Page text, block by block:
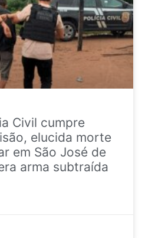
Civil cumpre
elucida morte
em São José de
arma subtraída